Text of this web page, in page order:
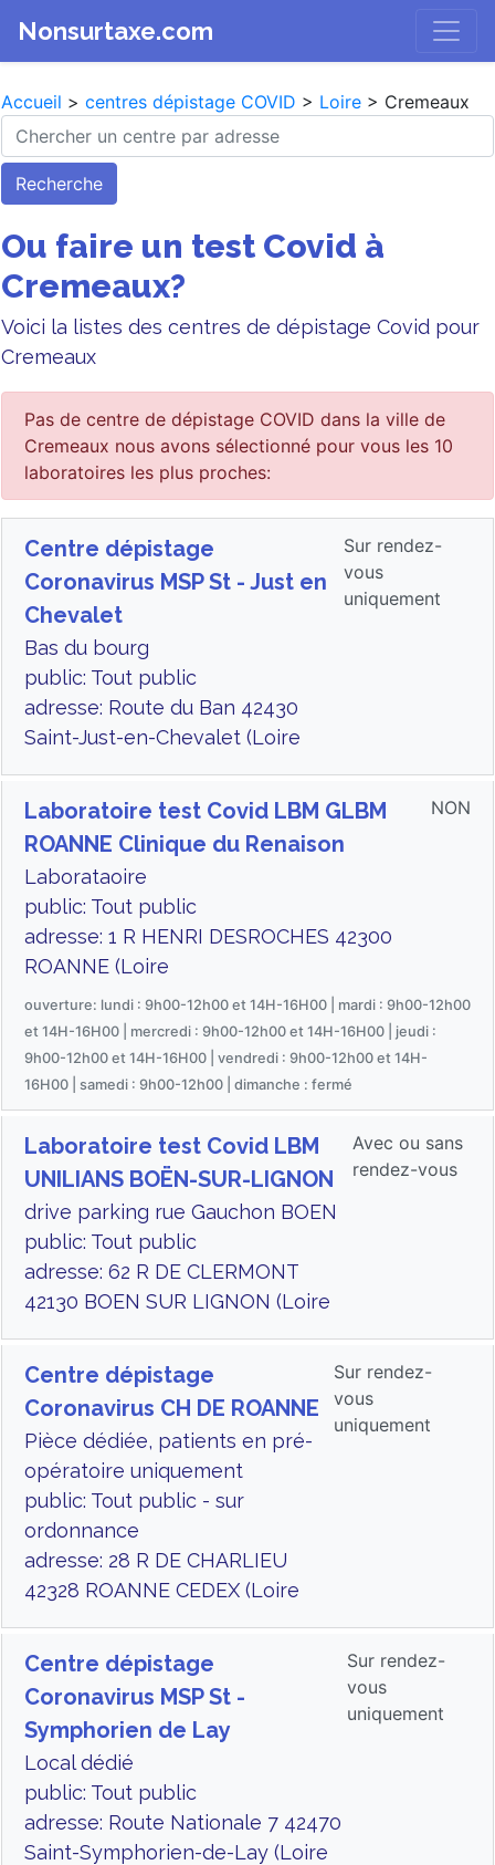
Nonsurtaxe.com
Accueil > centres dépistage COVID > Loire > Cremeaux
Recherche
Ou faire un test Covid à
Cremeaux?
Voici la listes des centres de dépistage Covid pour
Cremeaux
Pas de centre de dépistage COVID dans la ville de
Cremeaux nous avons sélectionné pour vous les 10
laboratoires les plus proches:
Centre dépistage
Coronavirus MSP St - Just en
Chevalet
Bas du bourg
public: Tout public
adresse: Route du Ban 42430
Saint-Just-en-Chevalet (Loire
Sur rendez-
vous
uniquement
Laboratoire test Covid LBM GLBM
ROANNE Clinique du Renaison
Laborataoire
public: Tout public
adresse: 1 R HENRI DESROCHES 42300
ROANNE (Loire
NON
ouverture: lundi : 9h00-12h00 et 14H-16H00 | mardi : 9h00-12h00
et 14H-16H00 | mercredi : 9h00-12h00 et 14H-16H00 | jeudi :
9h00-12h00 et 14H-16H00 | vendredi : 9h00-12h00 et 14H-
16H00 | samedi : 9h00-12h00 | dimanche : fermé
Laboratoire test Covid LBM
UNILIANS BOËN-SUR-LIGNON
drive parking rue Gauchon BOEN
public: Tout public
adresse: 62 R DE CLERMONT
42130 BOEN SUR LIGNON (Loire
Avec ou sans
rendez-vous
Centre dépistage
Coronavirus CH DE ROANNE
Pièce dédiée, patients en pré-
opératoire uniquement
public: Tout public - sur
ordonnance
adresse: 28 R DE CHARLIEU
42328 ROANNE CEDEX (Loire
Sur rendez-
vous
uniquement
Centre dépistage
Coronavirus MSP St -
Symphorien de Lay
Local dédié
public: Tout public
adresse: Route Nationale 7 42470
Saint-Symphorien-de-Lay (Loire
Sur rendez-
vous
uniquement